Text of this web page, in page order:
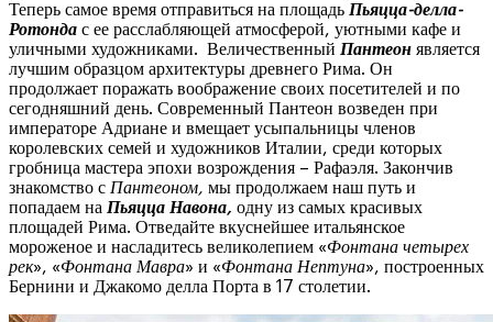
Теперь самое время отправиться на площадь Пьяцца-делла-
Ротонда с ее расслабляющей атмосферой, уютными кафе и
уличными художниками. Величественный Пантеон является
лучшим образцом архитектуры древнего Рима. Он
продолжает поражать воображение своих посетителей и по
сегодняшний день. Современный Пантеон возведен при
императоре Адриане и вмещает усыпальницы членов
королевских семей и художников Италии, среди которых
гробница мастера эпохи возрождения – Рафаэля. Закончив
знакомство с Пантеоном, мы продолжаем наш путь и
попадаем на Пьяцца Навона, одну из самых красивых
площадей Рима. Отведайте вкуснейшее итальянское
мороженое и насладитесь великолепием «Фонтана четырех
рек», «Фонтана Мавра» и «Фонтана Нептуна», построенных
Бернини и Джакомо делла Порта в 17 столетии.